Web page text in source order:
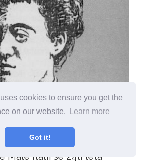
cookies to ensure you get the
on our website.
Learn more
Got it!
Malé Itálii se 24ti letá